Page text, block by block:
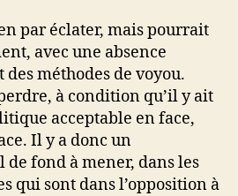
par éclater, mais pourrait
avec une absence
méthodes de voyou.
à condition qu’il y ait
acceptable en face,
Il y a donc un
fond à mener, dans les
qui sont dans l’opposition à